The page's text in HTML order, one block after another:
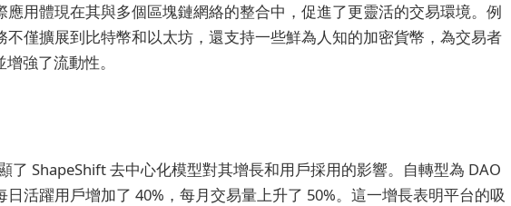
應用體現在其與多個區塊鏈網絡的整合中，促進了更靈活的交易環境。例
不僅擴展到比特幣和以太坊，還支持一些鮮為人知的加密貨幣，為交易者
強了流動性。
了 ShapeShift 去中心化模型對其增長和用戶採用的影響。自轉型為 DAO
日活躍用戶增加了 40%，每月交易量上升了 50%。這一增長表明平台的吸